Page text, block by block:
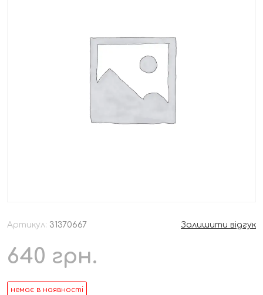
Артикул: 31370667 Залишити відгук
640 грн.
немає в наявності